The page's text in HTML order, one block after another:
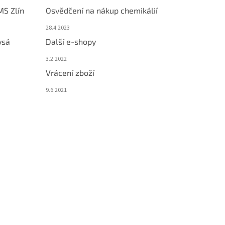
Zlín Osvědčení na nákup chemikálií
28.4.2023
Další e-shopy
3.2.2022
Vrácení zboží
9.6.2021